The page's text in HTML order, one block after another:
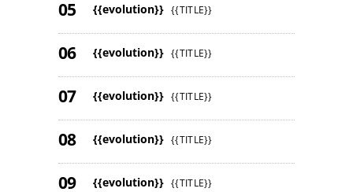
{{evolution}} {{TITLE}}
{{evolution}} {{TITLE}}
{{evolution}} {{TITLE}}
{{evolution}} {{TITLE}}
{{evolution}} {{TITLE}}